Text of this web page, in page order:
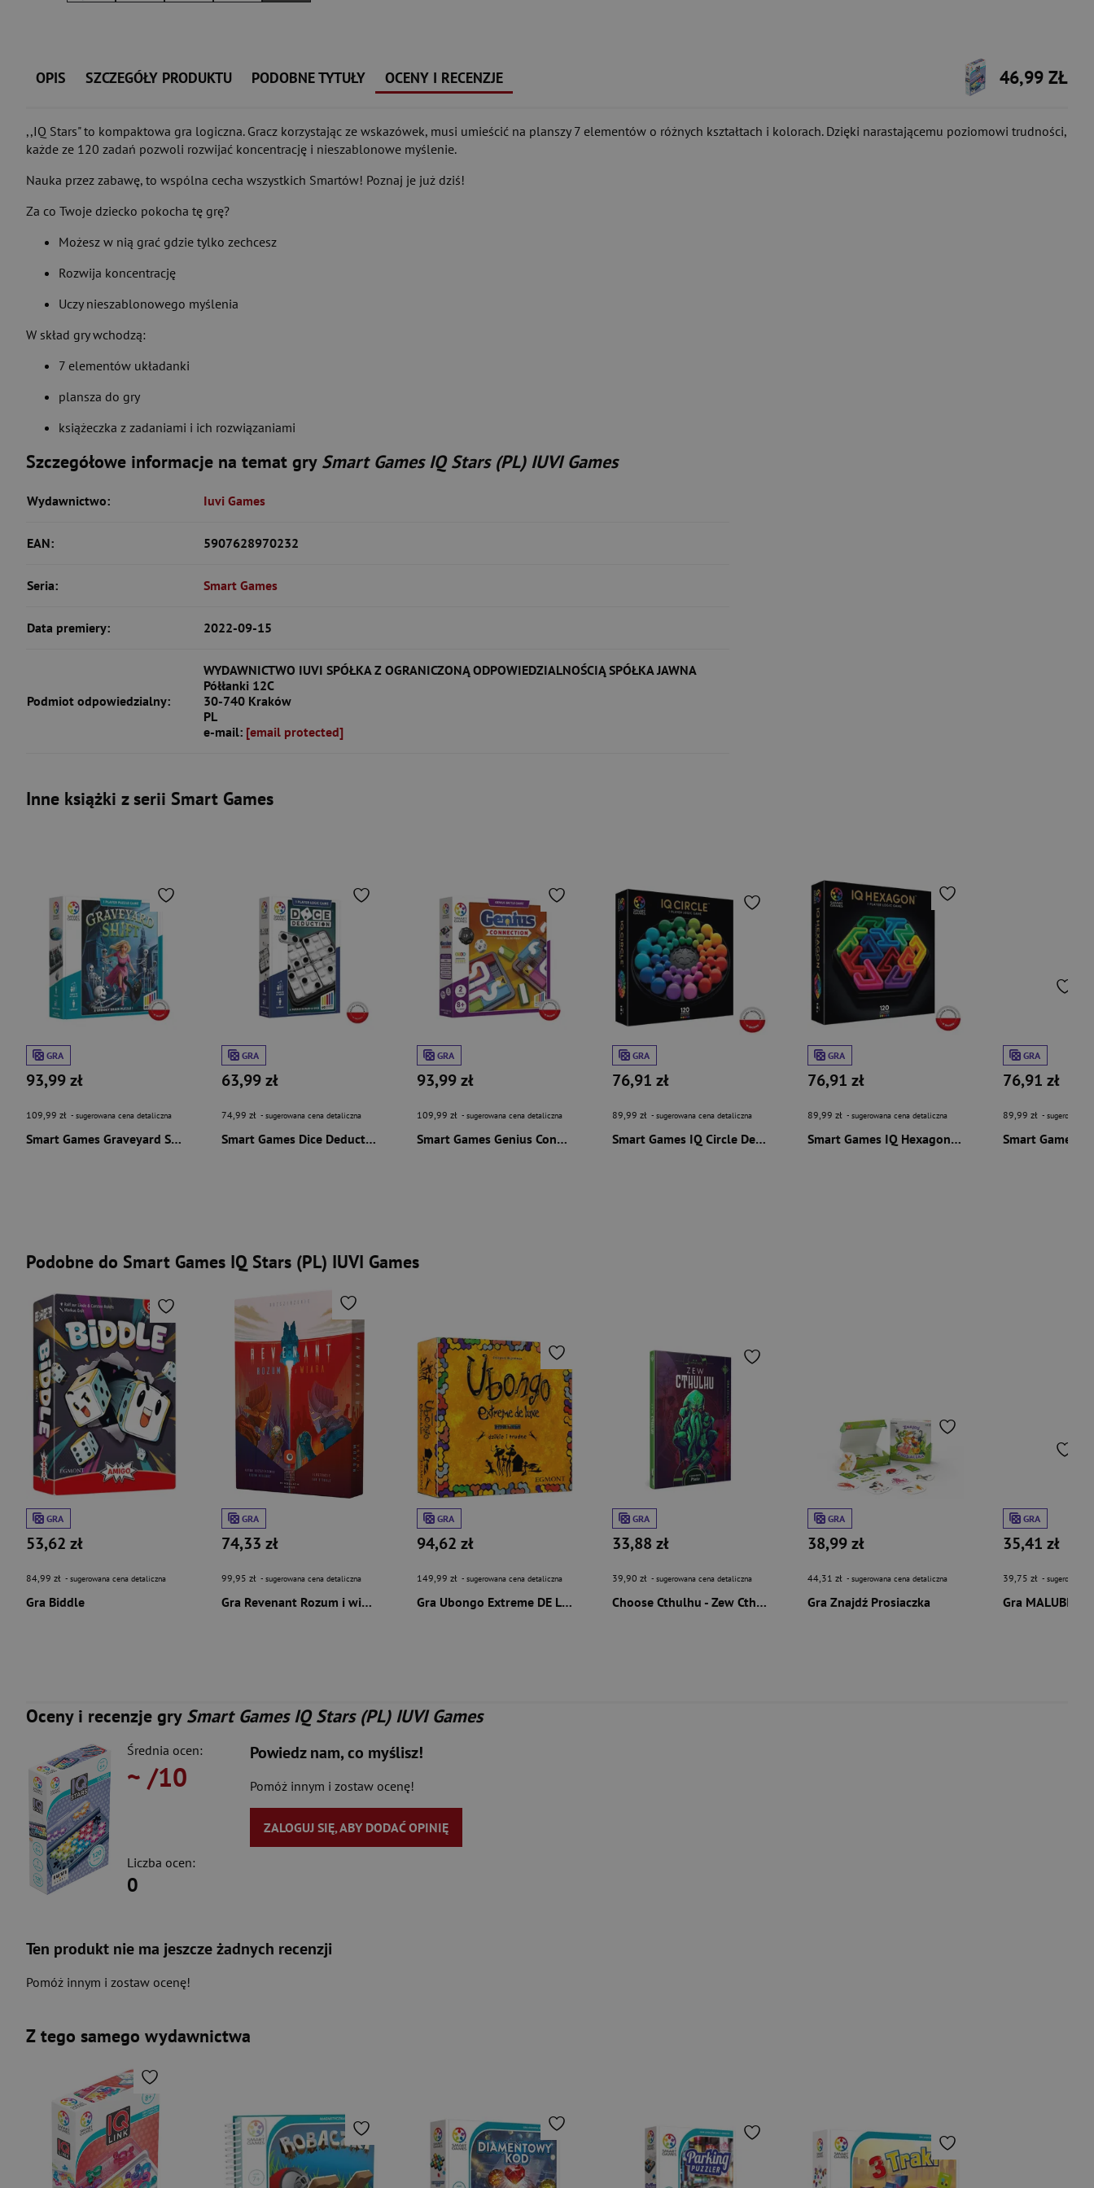
OPIS SZCZEGÓŁY PRODUKTU PODOBNE TYTUŁY OCENY I RECENZJE 46,99 ZŁ
,,IQ Stars" to kompaktowa gra logiczna. Gracz korzystając ze wskazówek, musi umieścić na planszy 7 elementów o różnych kształtach i kolorach. Dzięki narastającemu poziomowi trudności,
każde ze 120 zadań pozwoli rozwijać koncentrację i nieszablonowe myślenie.
Nauka przez zabawę, to wspólna cecha wszystkich Smartów! Poznaj je już dziś!
Za co Twoje dziecko pokocha tę grę?
Możesz w nią grać gdzie tylko zechcesz
Rozwija koncentrację
Uczy nieszablonowego myślenia
W skład gry wchodzą:
7 elementów układanki
plansza do gry
książeczka z zadaniami i ich rozwiązaniami
Szczegółowe informacje na temat gry Smart Games IQ Stars (PL) IUVI Games
Wydawnictwo: Iuvi Games
EAN: 5907628970232
Seria: Smart Games
Data premiery: 2022-09-15
Podmiot odpowiedzialny:
WYDAWNICTWO IUVI SPÓŁKA Z OGRANICZONĄ ODPOWIEDZIALNOŚCIĄ SPÓŁKA JAWNA
Półłanki 12C
30-740 Kraków
PL
e-mail: [email protected]
Inne książki z serii Smart Games
GRA
93,99 zł
109,99 zł - sugerowana cena detaliczna
Smart Games Graveyard Shift (ENG) IUVI Games
GRA
63,99 zł
74,99 zł - sugerowana cena detaliczna
Smart Games Dice Deduction (ENG) IUVI Games
GRA
93,99 zł
109,99 zł - sugerowana cena detaliczna
Smart Games Genius Connection (ENG) IUVI Games
GRA
76,91 zł
89,99 zł - sugerowana cena detaliczna
Smart Games IQ Circle Deluxe (ENG) IUVI Games
GRA
76,91 zł
89,99 zł - sugerowana cena detaliczna
Smart Games IQ Hexagon Deluxe (ENG) IUVI Games
GRA
76,91 zł
89,99 zł - sugerowana
Podobne do Smart Games IQ Stars (PL) IUVI Games
GRA
53,62 zł
84,99 zł - sugerowana cena detaliczna
Gra Biddle
GRA
74,33 zł
99,95 zł - sugerowana cena detaliczna
Gra Revenant Rozum i wiara dodatek
GRA
94,62 zł
149,99 zł - sugerowana cena detaliczna
Gra Ubongo Extreme DE LUXE
GRA
33,88 zł
39,90 zł - sugerowana cena detaliczna
Choose Cthulhu - Zew Cthulhu (2 ed.)
GRA
38,99 zł
44,31 zł - sugerowana cena detaliczna
Gra Znajdź Prosiaczka
GRA
35,41 zł
39,75 zł - sugerowana
Oceny i recenzje gry Smart Games IQ Stars (PL) IUVI Games
Średnia ocen:
~ /10
Liczba ocen:
0
Powiedz nam, co myślisz!
Pomóż innym i zostaw ocenę!
ZALOGUJ SIĘ, ABY DODAĆ OPINIĘ
Ten produkt nie ma jeszcze żadnych recenzji
Pomóż innym i zostaw ocenę!
Z tego samego wydawnictwa